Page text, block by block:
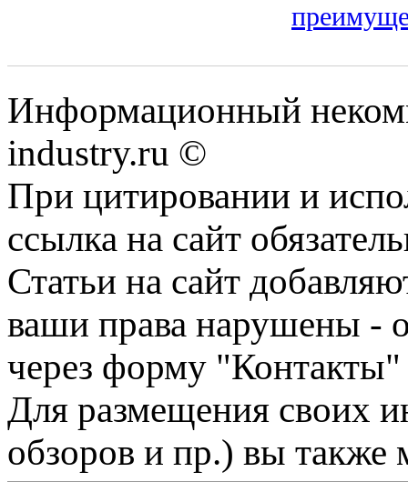
Информационный
industry.ru ©
При цитировании и
ссылка на сайт
Статьи на сайт
ваши права нарушены -
через форму "Контакты"
Для размещения своих
обзоров и пр.) вы также